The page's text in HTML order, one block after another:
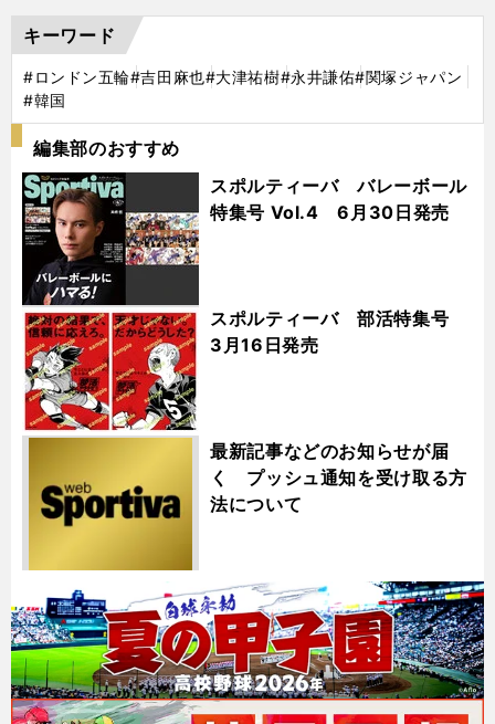
キーワード
#ロンドン五輪#吉田麻也#大津祐樹#永井謙佑#関塚ジャパン
#韓国
編集部のおすすめ
スポルティーバ バレーボール
特集号 Vol.4 6月30日発売
スポルティーバ 部活特集号
3月16日発売
最新記事などのお知らせが届
く プッシュ通知を受け取る方
法について